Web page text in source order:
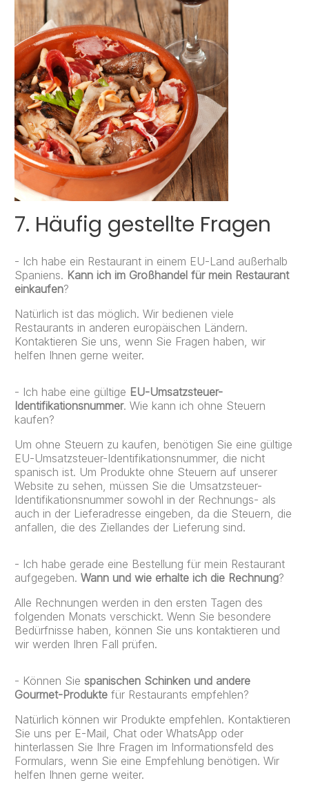
7. Häufig gestellte Fragen
- Ich habe ein Restaurant in einem EU-Land außerhalb
Spaniens. Kann ich im Großhandel für mein Restaurant
einkaufen?
Natürlich ist das möglich. Wir bedienen viele
Restaurants in anderen europäischen Ländern.
Kontaktieren Sie uns, wenn Sie Fragen haben, wir
helfen Ihnen gerne weiter.
- Ich habe eine gültige EU-Umsatzsteuer-
Identifikationsnummer. Wie kann ich ohne Steuern
kaufen?
Um ohne Steuern zu kaufen, benötigen Sie eine gültige
EU-Umsatzsteuer-Identifikationsnummer, die nicht
spanisch ist. Um Produkte ohne Steuern auf unserer
Website zu sehen, müssen Sie die Umsatzsteuer-
Identifikationsnummer sowohl in der Rechnungs- als
auch in der Lieferadresse eingeben, da die Steuern, die
anfallen, die des Ziellandes der Lieferung sind.
- Ich habe gerade eine Bestellung für mein Restaurant
aufgegeben. Wann und wie erhalte ich die Rechnung?
Alle Rechnungen werden in den ersten Tagen des
folgenden Monats verschickt. Wenn Sie besondere
Bedürfnisse haben, können Sie uns kontaktieren und
wir werden Ihren Fall prüfen.
- Können Sie spanischen Schinken und andere
Gourmet-Produkte für Restaurants empfehlen?
Natürlich können wir Produkte empfehlen. Kontaktieren
Sie uns per E-Mail, Chat oder WhatsApp oder
hinterlassen Sie Ihre Fragen im Informationsfeld des
Formulars, wenn Sie eine Empfehlung benötigen. Wir
helfen Ihnen gerne weiter.